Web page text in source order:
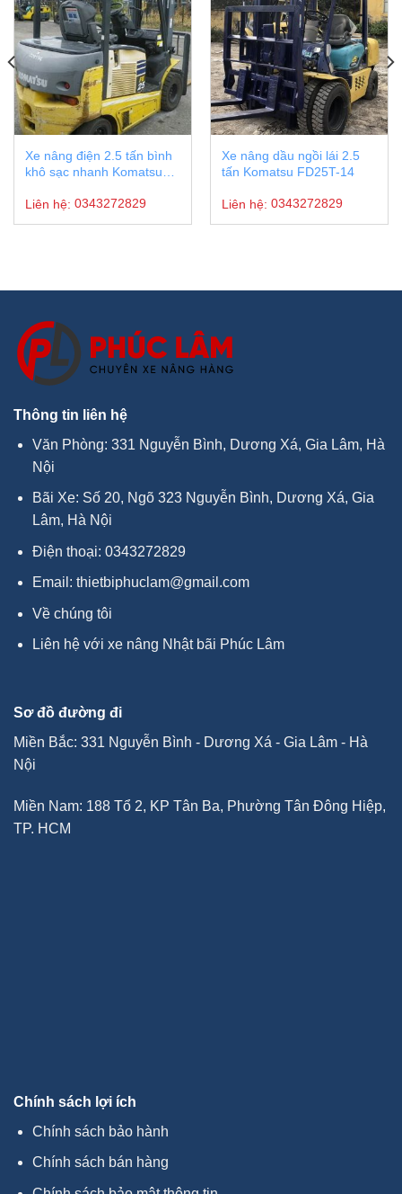
Xe nâng điện 2.5 tấn bình
khô sạc nhanh Komatsu
Liên hệ: 0343272829
Xe nâng dầu ngồi lái 2.5
tấn Komatsu FD25T-14
Liên hệ: 0343272829
Thông tin liên hệ
Văn Phòng: 331 Nguyễn Bình, Dương Xá, Gia Lâm, Hà
Nội
Bãi Xe: Số 20, Ngõ 323 Nguyễn Bình, Dương Xá, Gia
Lâm, Hà Nội
Điện thoại: 0343272829
Email: thietbiphuclam@gmail.com
Về chúng tôi
Liên hệ với xe nâng Nhật bãi Phúc Lâm
Sơ đồ đường đi
Miền Bắc: 331 Nguyễn Bình - Dương Xá - Gia Lâm - Hà
Nội
Miền Nam: 188 Tổ 2, KP Tân Ba, Phường Tân Đông Hiệp,
TP. HCM
Chính sách lợi ích
Chính sách bảo hành
Chính sách bán hàng